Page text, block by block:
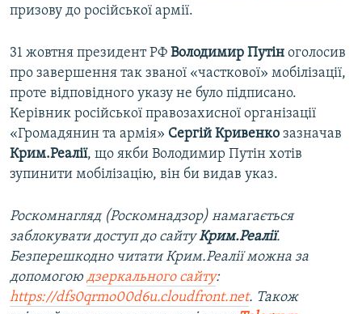
призову до російської армії.
31 жовтня президент РФ Володимир Путін оголосив
про завершення так званої «часткової» мобілізації,
проте відповідного указу не було підписано.
Керівник російської правозахисної організації
«Громадянин та армія» Сергій Кривенко зазначав
Крим.Реалії, що якби Володимир Путін хотів
зупинити мобілізацію, він би видав указ.
Роскомнагляд (Роскомнадзор) намагається
заблокувати доступ до сайтуКрим.Реалії.
Безперешкодно читати Крим.Реалії можна за
допомогою дзеркального сайту:
https://dfs0qrmo00d6u.cloudfront.net. Також